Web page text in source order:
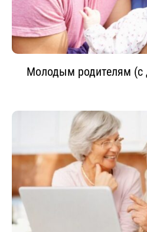
Молодым родителям (с